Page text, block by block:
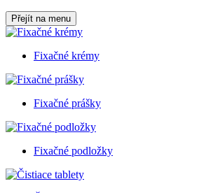
Přejít na menu
Fixačné krémy
Fixačné prášky
Fixačné podložky